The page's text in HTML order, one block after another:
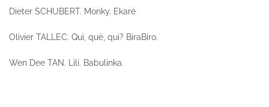
Dieter SCHUBERT. Monky. Ekaré
Olivier TALLEC. Qui, què, qui? BiraBiro.
Wen Dee TAN. Lili. Babulinka.